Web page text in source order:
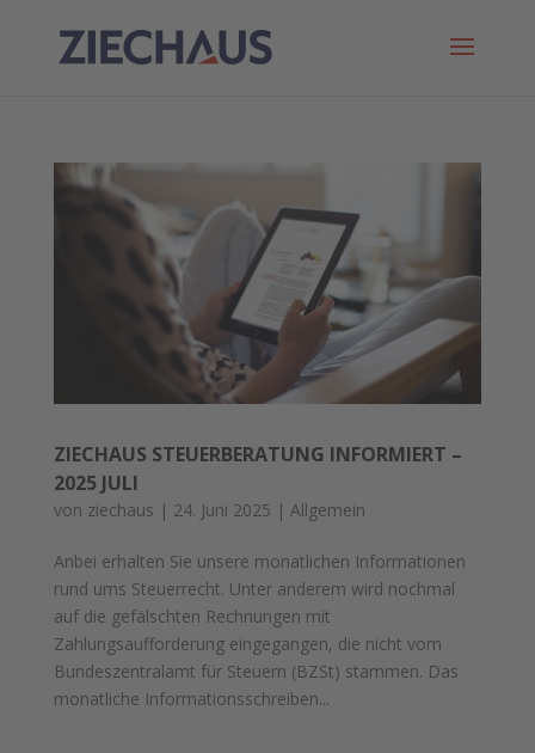
ZIECHAUS STEUERBERATUNG INFORMIERT –
2025 JULI
von ziechaus | 24. Juni 2025 | Allgemein
Anbei erhalten Sie unsere monatlichen Informationen
rund ums Steuerrecht. Unter anderem wird nochmal
auf die gefälschten Rechnungen mit
Zahlungsaufforderung eingegangen, die nicht vom
Bundeszentralamt für Steuern (BZSt) stammen. Das
monatliche Informationsschreiben...